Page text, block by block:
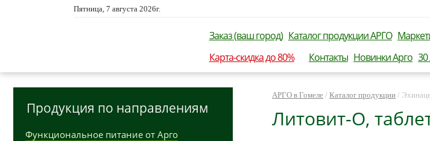
Пятница, 7 августа 2026г.
Заказ (ваш город) Каталог продукции АРГО
Карта-скидка до 80%
Контакты Новинки Арго 30
АРГО в Гомеле / Каталог продукции /
Литовит-О,
Продукция по направлениям
Функциональное питание от Арго